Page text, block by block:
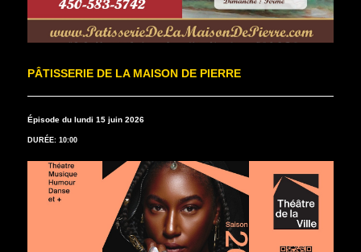
PÂTISSERIE DE LA MAISON DE PIERRE
Épisode du lundi 15 juin 2026
DURÉE: 10:00